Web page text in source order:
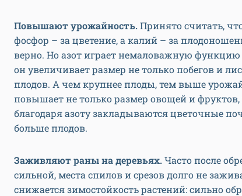
Повышают урожайность.Принято считать,
фосфор – за цветение, а калий – за
верно. Но азот играет немаловажную
он увеличивает размер не только побегов и
плодов. А чем крупнее плоды, тем выше
повышает не только размер овощей и
благодаря азоту закладываются цветочные
больше плодов.
Заживляют раны на деревьях.Часто после
сильной, места спилов и срезов долго не
снижается зимостойкость растений: сильно